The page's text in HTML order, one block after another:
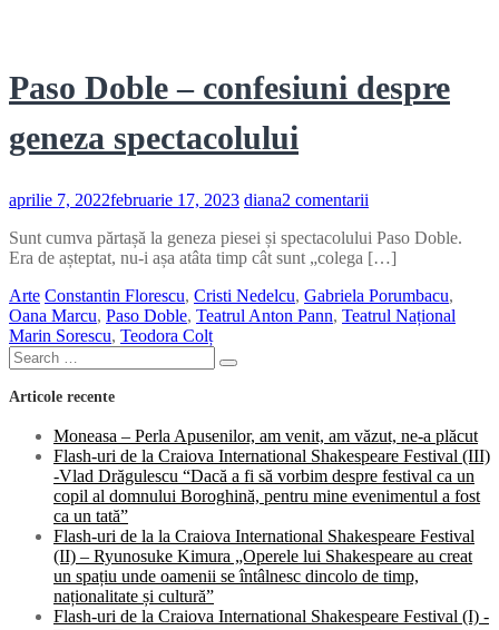
Paso Doble – confesiuni despre
geneza spectacolului
aprilie 7, 2022februarie 17, 2023 diana2 comentarii
Doble
–
despre
geneza
Sunt cumva părtașă la geneza piesei și spectacolului Paso Doble.
Era de așteptat, nu-i așa atâta timp cât sunt „colega […]
Arte Constantin Florescu, Cristi Nedelcu, Gabriela Porumbacu,
Oana Marcu, Paso Doble, Teatrul Anton Pann, Teatrul Național
Marin Sorescu, Teodora Colț
Search
for:
Search
Articole recente
Moneasa – Perla Apusenilor, am venit, am văzut, ne-a plăcut
Flash-uri de la Craiova International Shakespeare Festival (III)
-Vlad Drăgulescu “Dacă a fi să vorbim despre festival ca un
copil al domnului Boroghină, pentru mine evenimentul a fost
ca un tată”
Flash-uri de la la Craiova International Shakespeare Festival
(II) – Ryunosuke Kimura „Operele lui Shakespeare au creat
un spațiu unde oamenii se întâlnesc dincolo de timp,
naționalitate și cultură”
Flash-uri de la Craiova International Shakespeare Festival (I) -